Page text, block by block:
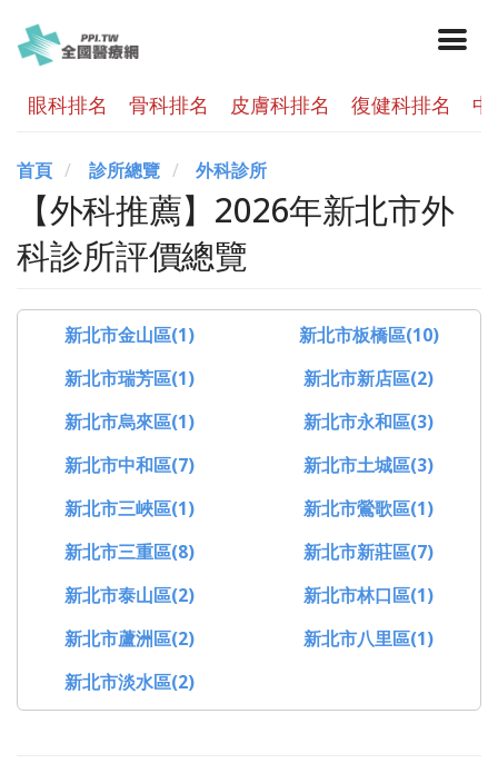
眼科排名 骨科排名 皮膚科排名 復健科排名
首頁 診所總覽 外科診所
【外科推薦】2026年新北市外
科診所評價總覽
新北市金山區(1)
新北市板橋區(10)
新北市瑞芳區(1)
新北市新店區(2)
新北市烏來區(1)
新北市永和區(3)
新北市中和區(7)
新北市土城區(3)
新北市三峽區(1)
新北市鶯歌區(1)
新北市三重區(8)
新北市新莊區(7)
新北市泰山區(2)
新北市林口區(1)
新北市蘆洲區(2)
新北市八里區(1)
新北市淡水區(2)